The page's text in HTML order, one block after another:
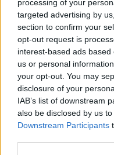
processing of your
targeted advertising by
section to confirm your
opt-out request is
interest-based ads
us or personal
your opt-out. You may
disclosure of your
IAB’s list of downstream
also be disclosed by us
Downstream Participants
Albums :
Paroles + Traduction
Commentaires